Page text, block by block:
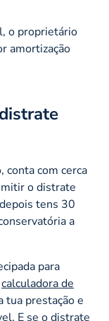
o proprietário
amortização
conta com cerca
o distrate
tens 30
a
para
calculadora de
tua prestação e
E se o distrate